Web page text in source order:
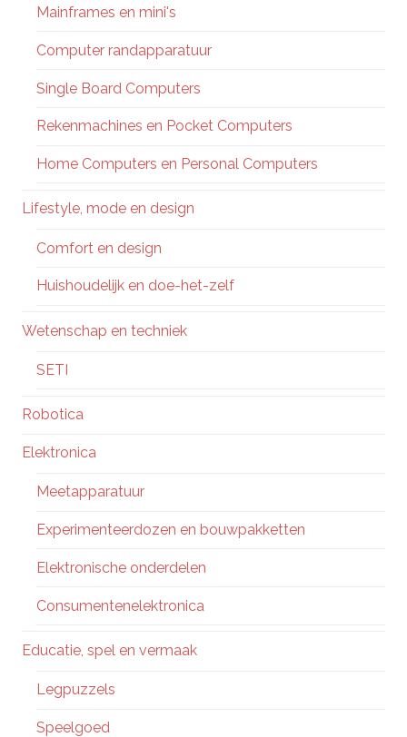
Mainframes en mini's
Computer randapparatuur
Single Board Computers
Rekenmachines en Pocket Computers
Home Computers en Personal Computers
Lifestyle, mode en design
Comfort en design
Huishoudelijk en doe-het-zelf
Wetenschap en techniek
SETI
Robotica
Elektronica
Meetapparatuur
Experimenteerdozen en bouwpakketten
Elektronische onderdelen
Consumentenelektronica
Educatie, spel en vermaak
Legpuzzels
Speelgoed